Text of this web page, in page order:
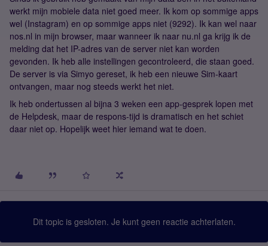
werkt mijn mobiele data niet goed meer. Ik kom op sommige apps
wel (Instagram) en op sommige apps niet (9292). Ik kan wel naar
nos.nl in mijn browser, maar wanneer ik naar nu.nl ga krijg ik de
melding dat het IP-adres van de server niet kan worden
gevonden. Ik heb alle instellingen gecontroleerd, die staan goed.
De server is via Simyo gereset, ik heb een nieuwe Sim-kaart
ontvangen, maar nog steeds werkt het niet.
Ik heb ondertussen al bijna 3 weken een app-gesprek lopen met
de Helpdesk, maar de respons-tijd is dramatisch en het schiet
daar niet op. Hopelijk weet hier iemand wat te doen.
Dit topic is gesloten. Je kunt geen reactie achterlaten.